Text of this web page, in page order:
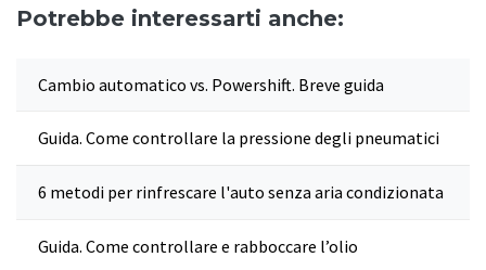
Potrebbe interessarti anche:
Cambio automatico vs. Powershift. Breve guida
Guida. Come controllare la pressione degli pneumatici
6 metodi per rinfrescare l'auto senza aria condizionata
Guida. Come controllare e rabboccare l’olio